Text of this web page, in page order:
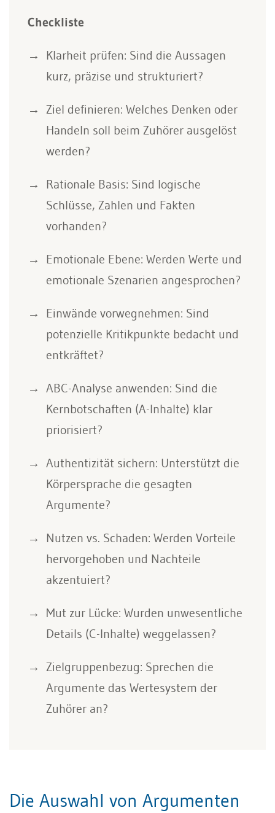
Checkliste
Klarheit prüfen: Sind die Aussagen
kurz, präzise und strukturiert?
Ziel definieren: Welches Denken oder
Handeln soll beim Zuhörer ausgelöst
werden?
Rationale Basis: Sind logische
Schlüsse, Zahlen und Fakten
vorhanden?
Emotionale Ebene: Werden Werte und
emotionale Szenarien angesprochen?
Einwände vorwegnehmen: Sind
potenzielle Kritikpunkte bedacht und
entkräftet?
ABC-Analyse anwenden: Sind die
Kernbotschaften (A-Inhalte) klar
priorisiert?
Authentizität sichern: Unterstützt die
Körpersprache die gesagten
Argumente?
Nutzen vs. Schaden: Werden Vorteile
hervorgehoben und Nachteile
akzentuiert?
Mut zur Lücke: Wurden unwesentliche
Details (C-Inhalte) weggelassen?
Zielgruppenbezug: Sprechen die
Argumente das Wertesystem der
Zuhörer an?
Die Auswahl von Argumenten